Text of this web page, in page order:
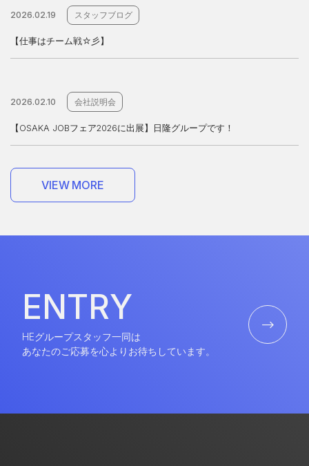
【仕事はチーム戦☆彡】
2026.02.19 スタッフブログ
【OSAKA JOBフェア2026に出展】日隆グループです！
2026.02.10 会社説明会
VIEW MORE
ENTRY
ENTRY
HEグループスタッフ一同は
あなたのご応募を心よりお待ちしています。